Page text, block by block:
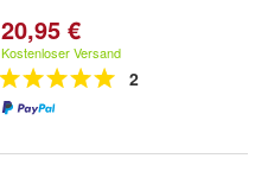
20,95 €
Kostenloser Versand
2